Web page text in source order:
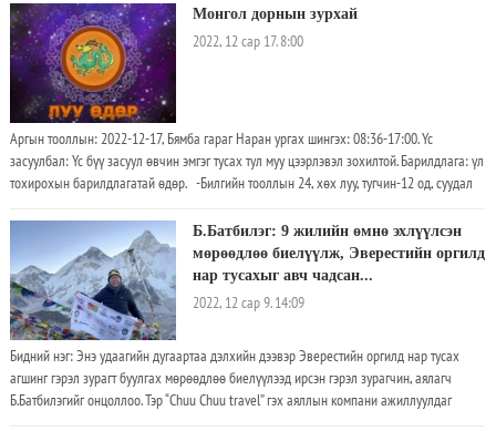
Монгол дорнын зурхай
2022, 12 сар 17. 8:00
Аргын тооллын: 2022-12-17, Бямба гараг Наран ургах шингэх: 08:36-17:00. Үс
засуулбал: Үс бүү засуул өвчин эмгэг тусах тул муу цээрлэвэл зохилтой. Барилдлага: үл
тохирохын барилдлагатай өдөр. -Билгийн тооллын 24, хөх луу, тугчин-12 од, суудал
08:36-17:00. -Өдрийн сайн цаг: Луу(07:40-09:40), могой(09:40-11:40), бич(15:40-17:40),
тахиа(17:40-19:40), гахай(21:40-23:40), бар(03:40-05:40) болой. -Хүний сүлд гуя, шилбэ,
гар, алга, хонгонд, гэрийн сүлд үүд, хойморт орших болой. -Үс бүү засуул өвчин эмгэг
тусах тул муу цээрлэвэл зохилтой. -Хол газар явагсад урд зүгт мөрөө гаргавал
зохистой. -Бич, луу, үхэр жилтнээ аливаа үйлийг хийхэд эерэг сайн. Харин нохой,
гахай, хулгана жилтнээ сөрөг муу. -Аливаа санасан үйлс сэтгэлчлэн бүтмүй
Б.Батбилэг: 9 жилийн өмнө эхлүүлсэн
мөрөөдлөө биелүүлж, Эверестийн оргилд
нар тусахыг авч чадсан...
2022, 12 сар 9. 14:09
Бидний нэг: Энэ удаагийн дугаартаа дэлхийн дээвэр Эвeрeстийн оргилд нар тусах
агшинг гэрэл зурагт буулгах мөрөөдлөө биелүүлээд ирсэн гэрэл зурагчин, аялагч
Б.Батбилэгийг онцоллоо. Тэр “Chuu Chuu travel” гэх аяллын компани ажиллуулдаг